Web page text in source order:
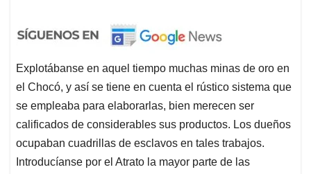
Explotábanse en aquel tiempo muchas minas de oro en
el Chocó, y así se tiene en cuenta el rústico sistema que
se empleaba para elaborarlas, bien merecen ser
calificados de considerables sus productos. Los dueños
ocupaban cuadrillas de esclavos en tales trabajos.
Introducíanse por el Atrato la mayor parte de las